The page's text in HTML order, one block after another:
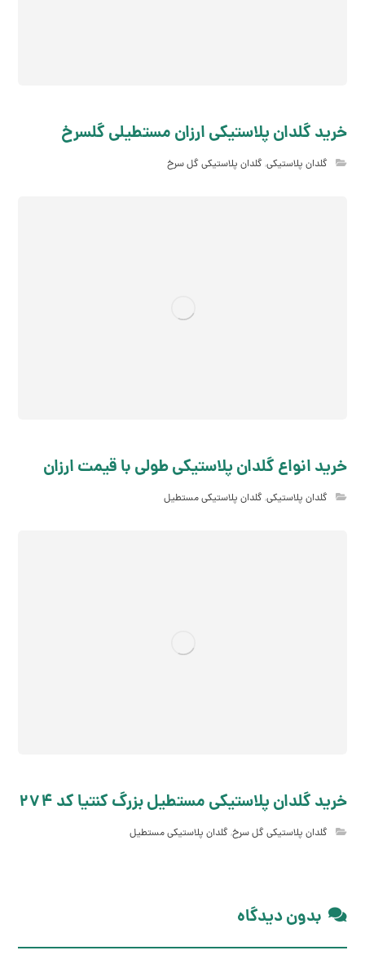
خرید گلدان پلاستیکی ارزان مستطیلی گلسرخ
گلدان پلاستیکی,گلدان پلاستیکی گل سرخ
خرید انواع گلدان پلاستیکی طولی با قیمت ارزان
گلدان پلاستیکی,گلدان پلاستیکی مستطیل
خرید گلدان پلاستیکی مستطیل بزرگ کنتیا کد 274
گلدان پلاستیکی گل سرخ,گلدان پلاستیکی مستطیل
بدون دیدگاه